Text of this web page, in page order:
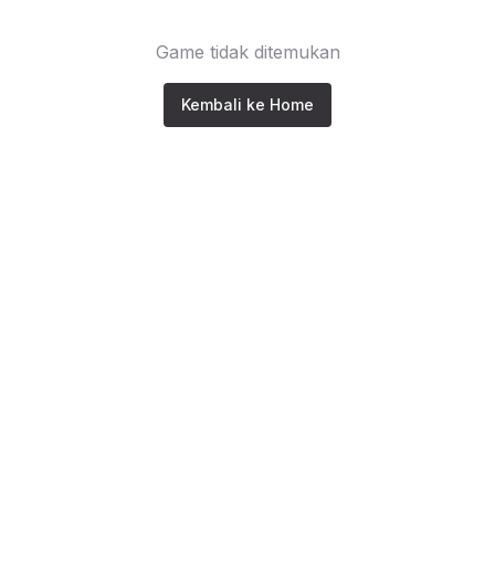
Game tidak ditemukan
Kembali ke Home